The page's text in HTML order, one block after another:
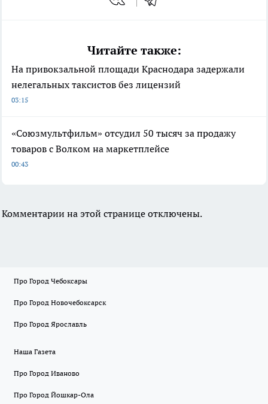
Читайте также:
На привокзальной площади Краснодара задержали
нелегальных таксистов без лицензий
03:15
«Союзмультфильм» отсудил 50 тысяч за продажу
товаров с Волком на маркетплейсе
00:43
Комментарии на этой странице отключены.
Про Город Чебоксары
Про Город Новочебоксарск
Про Город Ярославль
Наша Газета
Про Город Иваново
Про Город Йошкар-Ола